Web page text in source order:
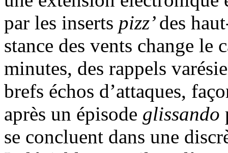
par les inserts pizz’des
stance des vents change le
minutes, des rappels
brefs échos d’attaques,
après un épisode glissando
se concluent dans une